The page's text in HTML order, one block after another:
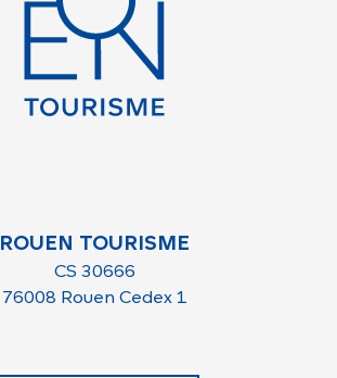
ROUEN TOURISME
CS 30666
76008 Rouen Cedex 1